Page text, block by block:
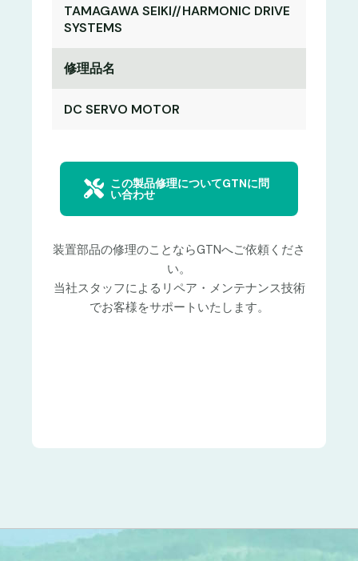
TAMAGAWA SEIKI//HARMONIC DRIVE
SYSTEMS
修理品名
DC SERVO MOTOR
この製品修理についてGTNに問
い合わせ
装置部品の修理のことならGTNへご依頼くださ
い。
当社スタッフによるリペア・メンテナンス技術
でお客様をサポートいたします。